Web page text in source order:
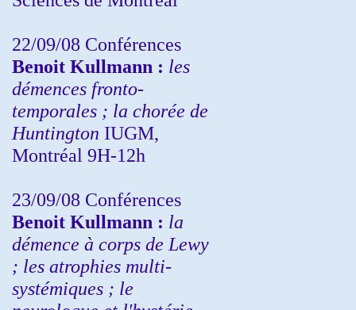
22/09/08 Conférences
Benoit Kullmann : les
démences fronto-
temporales ; la chorée de
Huntington IUGM,
Montréal 9H-12h
23/09/08 Conférences
Benoit Kullmann : la
démence à corps de Lewy
; les atrophies multi-
systémiques ; le